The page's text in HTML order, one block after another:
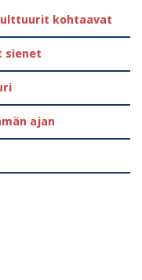
kulttuurit kohtaavat
sienet
ajan